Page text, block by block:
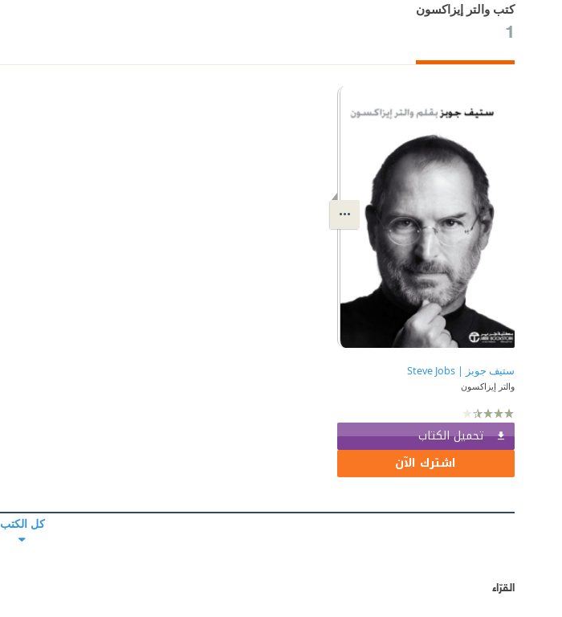
كتب والتر إيزاكسون
1
ستيف جوبز | ‎Steve Jobs‎
والتر إيزاكسون
تحميل الكتاب
اشترك الآن
كل الكتب
القرّاء